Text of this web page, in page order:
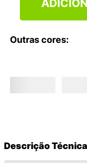
Outras cores:
Descrição